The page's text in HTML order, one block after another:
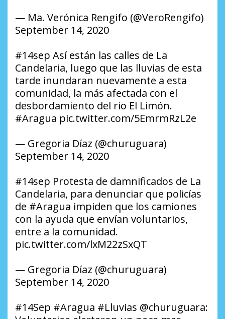
— Ma. Verónica Rengifo (@VeroRengifo)
September 14, 2020
#14sep Así están las calles de La
Candelaria, luego que las lluvias de esta
tarde inundaran nuevamente a esta
comunidad, la más afectada con el
desbordamiento del rio El Limón.
#Aragua pic.twitter.com/5EmrmRzL2e
— Gregoria Díaz (@churuguara)
September 14, 2020
#14sep Protesta de damnificados de La
Candelaria, para denunciar que policías
de #Aragua impiden que los camiones
con la ayuda que envían voluntarios,
entre a la comunidad.
pic.twitter.com/lxM22zSxQT
— Gregoria Díaz (@churuguara)
September 14, 2020
#14Sep #Aragua #Lluvias @churuguara: